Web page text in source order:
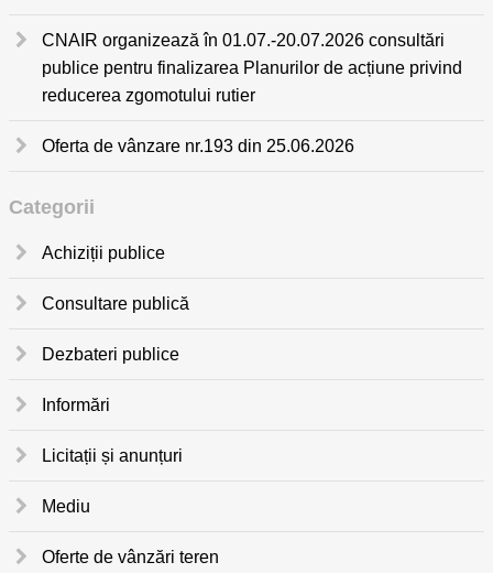
CNAIR organizează în 01.07.-20.07.2026 consultări
publice pentru finalizarea Planurilor de acțiune privind
reducerea zgomotului rutier
Oferta de vânzare nr.193 din 25.06.2026
Categorii
Achiziții publice
Consultare publică
Dezbateri publice
Informări
Licitații și anunțuri
Mediu
Oferte de vânzări teren